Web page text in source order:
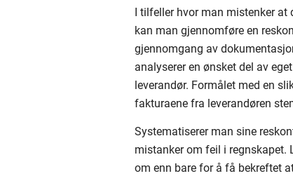
I tilfeller hvor man mistenker at
kan man gjennomføre en
gjennomgang av
analyserer en ønsket del av
leverandør. Formålet med en
fakturaene fra leverandøren
Systematiserer man sine
mistanker om feil i regnskapet.
om enn bare for å få bekreftet